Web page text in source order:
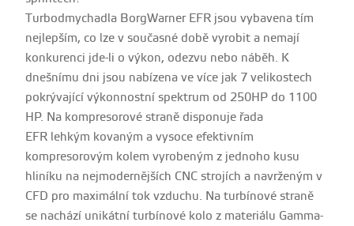
Turbodmychadla BorgWarner EFR jsou vybavena tím
nejlepším, co lze v současné době vyrobit a nemají
konkurenci jde-li o výkon, odezvu nebo náběh. K
dnešnímu dni jsou nabízena ve více jak 7 velikostech
pokrývající výkonnostní spektrum od 250HP do 1100
HP. Na kompresorové straně disponuje řada
EFR lehkým kovaným a vysoce efektivním
kompresorovým kolem vyrobeným z jednoho kusu
hliníku na nejmodernějších CNC strojích a navrženým v
CFD pro maximální tok vzduchu. Na turbínové straně
se nachází unikátní turbínové kolo z materiálu Gamma-